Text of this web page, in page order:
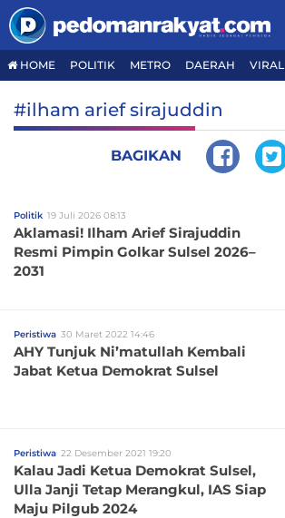
HOME POLITIK METRO DAERAH VIRAL
#ilham arief sirajuddin
BAGIKAN
Politik 19 Juli 2026 08:13
Aklamasi! Ilham Arief Sirajuddin
Resmi Pimpin Golkar Sulsel 2026–
2031
Peristiwa 30 Maret 2022 14:46
AHY Tunjuk Ni’matullah Kembali
Jabat Ketua Demokrat Sulsel
Peristiwa 22 Desember 2021 19:20
Kalau Jadi Ketua Demokrat Sulsel,
Ulla Janji Tetap Merangkul, IAS Siap
Maju Pilgub 2024